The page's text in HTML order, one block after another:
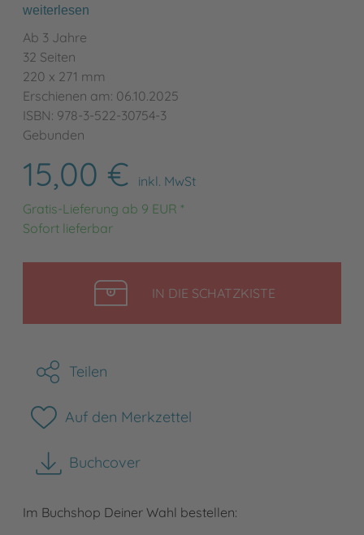
weiterlesen
Ab 3 Jahre
32 Seiten
220 x 271 mm
Erschienen am: 06.10.2025
ISBN: 978-3-522-30754-3
Gebunden
15,00 €
inkl. MwSt
Gratis-Lieferung ab 9 EUR *
Sofort lieferbar
IN DIE SCHATZKISTELEGEN
Teilen
Auf den Merkzettel
Buchcover
herunterladen
Im Buchshop Deiner Wahl bestellen: